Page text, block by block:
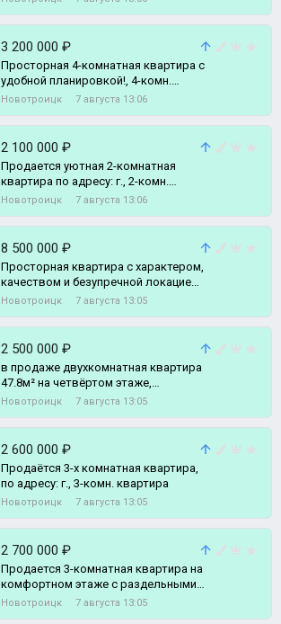
3 200 000 ₽
Просторная 4-комнатная квартира с
удобной планировкой!, 4-комн.
квартира
Новотроицк 7 августа 13:06
2 100 000 ₽
Продается уютная 2-комнатная
квартира по адресу: г., 2-комн.
квартира
Новотроицк 7 августа 13:06
8 500 000 ₽
Просторная квартира с характером,
качеством и безупречной локацией
— для тех, кто выбирает уровень ж,
Новотроицк 7 августа 13:05
2 500 000 ₽
в продаже двухкомнатная квартира
47.8м² на четвёртом этаже,
пятиэтажного дома, 1963 года
Новотроицк 7 августа 13:05
2 600 000 ₽
Продаётся 3-х комнатная квартира,
по адресу: г., 3-комн. квартира
Новотроицк 7 августа 13:05
2 700 000 ₽
Продается 3-комнатная квартира на
комфортном этаже с раздельными
комнатами по адресу: г., 3-комн.
Новотроицк 7 августа 13:05